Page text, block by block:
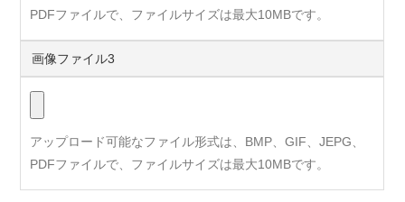
PDFファイルで、ファイルサイズは最大10MBです。
画像ファイル3
アップロード可能なファイル形式は、BMP、GIF、JEPG、
PDFファイルで、ファイルサイズは最大10MBです。